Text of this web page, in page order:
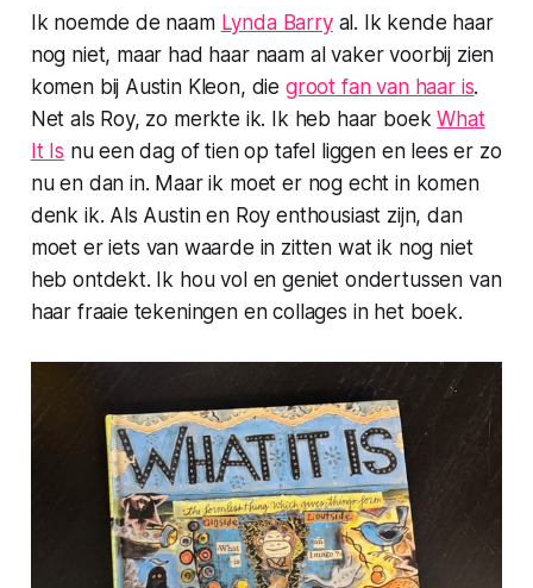
Ik noemde de naam Lynda Barryal. Ik kende haar
nog niet, maar had haar naam al vaker voorbij zien
komen bij Austin Kleon, die groot fan van haar is.
Net als Roy, zo merkte ik. Ik heb haar boekWhat
It Is nu een dag of tien op tafel liggen en lees er zo
nu en dan in. Maar ik moet er nog echt in komen
denk ik. Als Austin en Roy enthousiast zijn, dan
moet eriets van waarde in zitten wat ik nog niet
heb ontdekt. Ik hou vol en geniet ondertussen van
haar fraaie tekeningen en collages in het boek.